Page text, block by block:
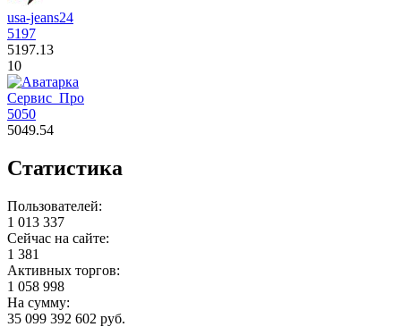
usa-jeans24
5197
5197.13
10
Сервис_Про
5050
5049.54
Статистика
Пользователей:
1 013 337
Сейчас на сайте:
1 381
Активных торгов:
1 058 998
На сумму:
35 099 392 602 руб.